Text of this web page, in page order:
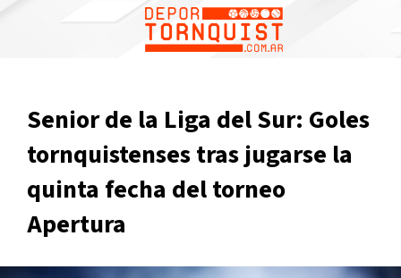
Senior de la Liga del Sur: Goles
tornquistenses tras jugarse la
quinta fecha del torneo
Apertura